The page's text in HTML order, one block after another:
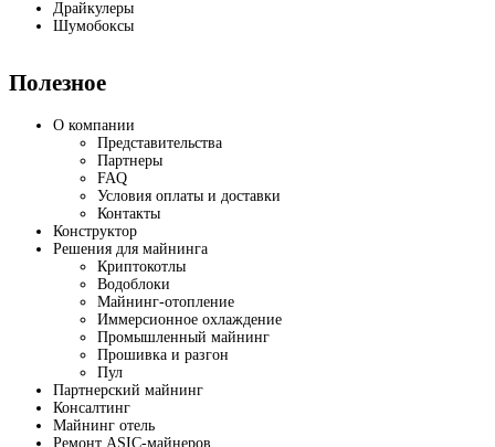
Драйкулеры
Шумобоксы
Полезное
О компании
Представительства
Партнеры
FAQ
Условия оплаты и доставки
Контакты
Конструктор
Решения для майнинга
Криптокотлы
Водоблоки
Майнинг-отопление
Иммерсионное охлаждение
Промышленный майнинг
Прошивка и разгон
Пул
Партнерский майнинг
Консалтинг
Майнинг отель
Ремонт ASIC-майнеров